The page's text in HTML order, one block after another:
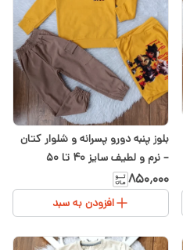
بلوز پنبه دورو پسرانه و شلوار کتان
– نرم و لطیف سایز ۴۰ تا ۵۰
۸۵۰٬۰۰۰
افزودن به سبد